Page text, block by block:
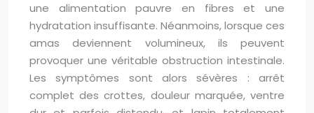
une alimentation pauvre en fibres et une
hydratation insuffisante. Néanmoins, lorsque ces
amas deviennent volumineux, ils peuvent
provoquer une véritable obstruction intestinale.
Les symptômes sont alors sévères : arrêt
complet des crottes, douleur marquée, ventre